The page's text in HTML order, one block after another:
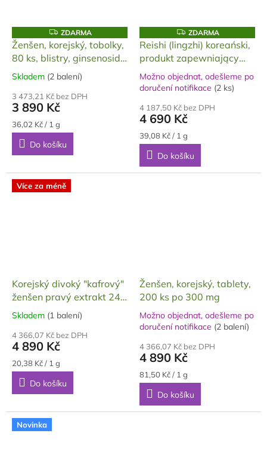
Z
D
A
R
M
A
ZDARMA
Ženšen, korejský, tobolky,
80 ks, blistry, ginsenosidy
4mg/g, 24 g
Průměrné
produktu
je
5,0
z
hvězdiček.
Skladem (2 balení)
3 473,21 Kč bez DPH
3 890 Kč
Měrná
cena:
36,02 Kč / 1 g
Do košíku
Z
D
A
R
M
A
ZDARMA
Reishi (lingzhi) koreański,
produkt zapewniający
długowieczność, silny
ekstrakt GOLD, 120 g
Průměrné
produktu
je
z
Možno objednat, odešleme po
doručení notifikace (2 ks)
4 187,50 Kč bez DPH
4 690 Kč
Měrná
cena:
39,08 Kč / 1 g
Do košíku
Více za méně
Korejský divoký "kafrový"
ženšen pravý extrakt 240
g
Průměrné
produktu
je
5,0
z
hvězdiček.
Skladem (1 balení)
4 366,07 Kč bez DPH
4 890 Kč
Měrná
cena:
20,38 Kč / 1 g
Do košíku
Ženšen, korejský, tablety,
200 ks po 300 mg
Průměrné
produktu
je
z
Možno objednat, odešleme po
doručení notifikace (2 balení)
4 366,07 Kč bez DPH
4 890 Kč
Měrná
cena:
81,50 Kč / 1 g
Do košíku
Novinka